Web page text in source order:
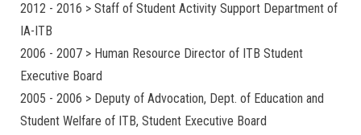
2012 - 2016 > Staff of Student Activity Support Department of
IA-ITB
2006 - 2007 > Human Resource Director of ITB Student
Executive Board
2005 - 2006 > Deputy of Advocation, Dept. of Education and
Student Welfare of ITB, Student Executive Board